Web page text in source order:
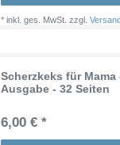
*inkl. ges. MwSt. zzgl.
Scherzkeks für
Ausgabe - 32 Seiten
6,00 € *